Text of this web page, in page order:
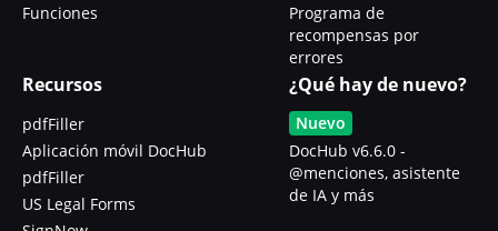
Funciones
Programa de
recompensas por
errores
Recursos
pdfFiller
Aplicación móvil DocHub
pdfFiller
US Legal Forms
¿Qué hay de nuevo?
Nuevo
DocHub v6.6.0 -
@menciones, asistente
de IA y más